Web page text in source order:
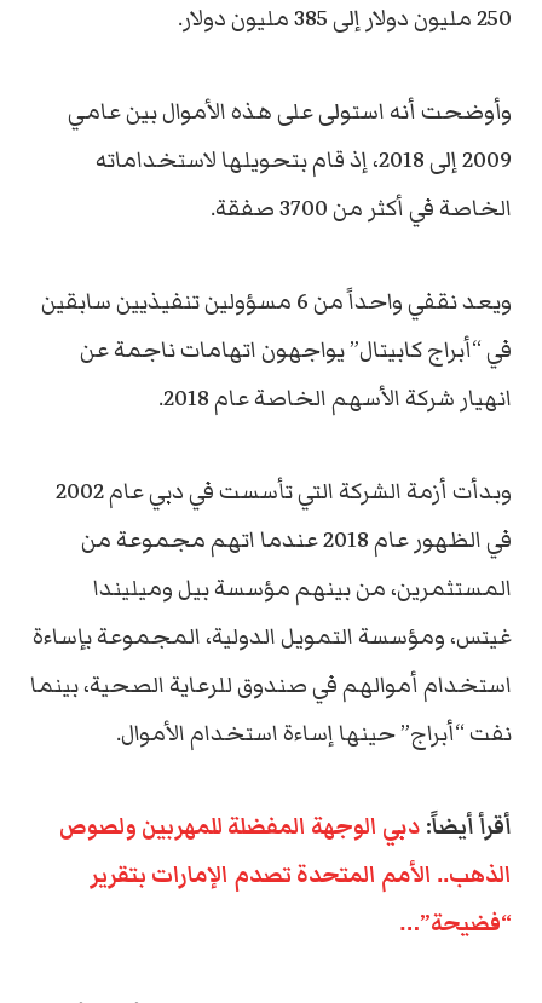
250 مليون دولار إلى 385 مليون دولار.
وأوضحت أنه استولى على هذه الأموال بين عامي
2009 إلى 2018، إذ قام بتحويلها لاستخداماته
الخاصة في أكثر من 3700 صفقة.
ويعد نقفي واحداً من 6 مسؤولين تنفيذيين سابقين
في “أبراج كابيتال” يواجهون اتهامات ناجمة عن
انهيار شركة الأسهم الخاصة عام 2018.
وبدأت أزمة الشركة التي تأسست في دبي عام 2002
في الظهور عام 2018 عندما اتهم مجموعة من
المستثمرين، من بينهم مؤسسة بيل وميليندا
غيتس، ومؤسسة التمويل الدولية، المجموعة بإساءة
استخدام أموالهم في صندوق للرعاية الصحية، بينما
نفت “أبراج” حينها إساءة استخدام الأموال.
أقرأ أيضاً: دبي الوجهة المفضلة للمهربين ولصوص
الذهب.. الأمم المتحدة تصدم الإمارات بتقرير
“فضيحة”…